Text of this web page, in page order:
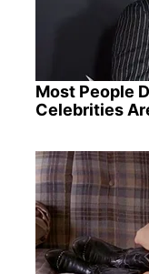
Most People
Celebrities